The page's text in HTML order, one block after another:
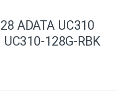
ADATA UC310
UC310-128G-RBK